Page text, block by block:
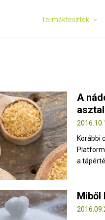
Terméktesztek
A
Korábbi
a
Miből